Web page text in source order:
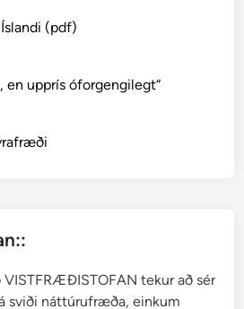
v
j
(pdf)
en upprís óforgengilegt“
VISTFRÆÐISTOFAN tekur að sér
sviði náttúrufræða, einkum